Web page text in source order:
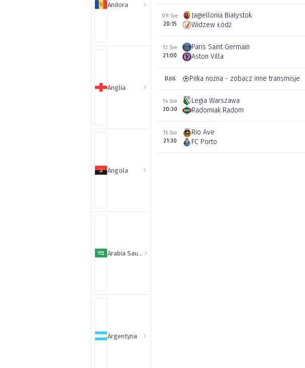
Andora
Anglia
Angola
Arabia Saudyjska
Argentyna
09 Sie
20:15
Jagiellonia Białystok
Widzew Łódź
12 Sie
21:00
Paris Saint Germain
Aston Villa
Dziś Piłka nożna - zobacz inne transmisje
14 Sie
20:30
Legia Warszawa
Radomiak Radom
15 Sie
21:30
Rio Ave
FC Porto